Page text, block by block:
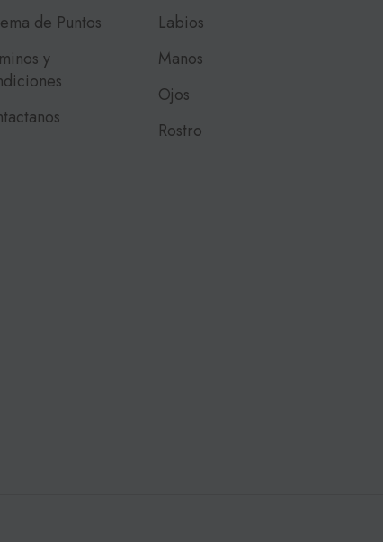
de Puntos
y
Labios
Manos
Ojos
Rostro